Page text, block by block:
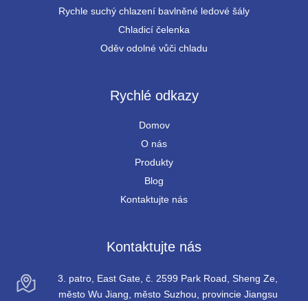
Rychle suchý chlazení bavlněné ledové šály
Chladicí čelenka
Oděv odolné vůči chladu
Rychlé odkazy
Domov
O nás
Produkty
Blog
Kontaktujte nás
Kontaktujte nás
3. patro, East Gate, č. 2599 Park Road, Sheng Ze,
město Wu Jiang, město Suzhou, provincie Jiangsu